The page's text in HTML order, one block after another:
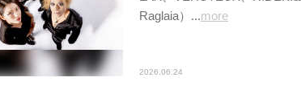
Raglaia）...more
2026.06.24